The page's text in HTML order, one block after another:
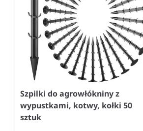
Szpilki do agrowłókniny z
wypustkami, kotwy, kołki 50
sztuk